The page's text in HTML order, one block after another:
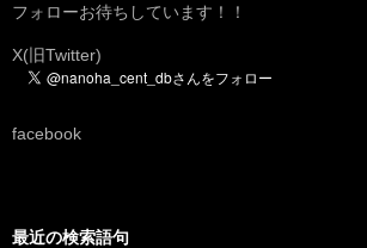
フォローお待ちしています！！
X(旧Twitter)
facebook
最近の検索語句